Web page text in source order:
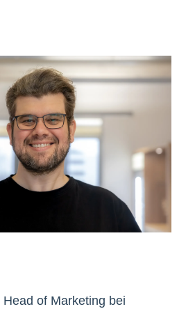
of Marketing bei